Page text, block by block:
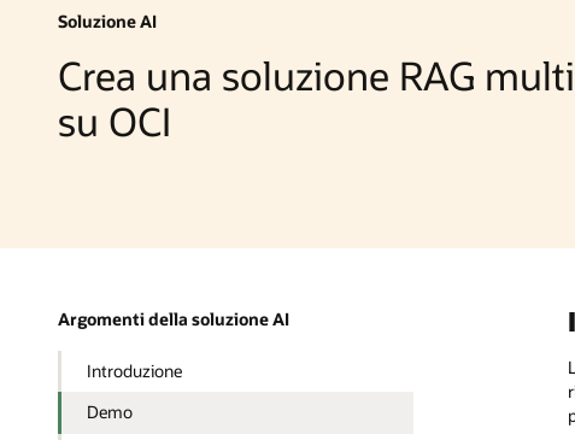
Soluzione AI
Crea una soluzione RAG
su OCI
Argomenti della soluzione AI
Introduzione
Demo